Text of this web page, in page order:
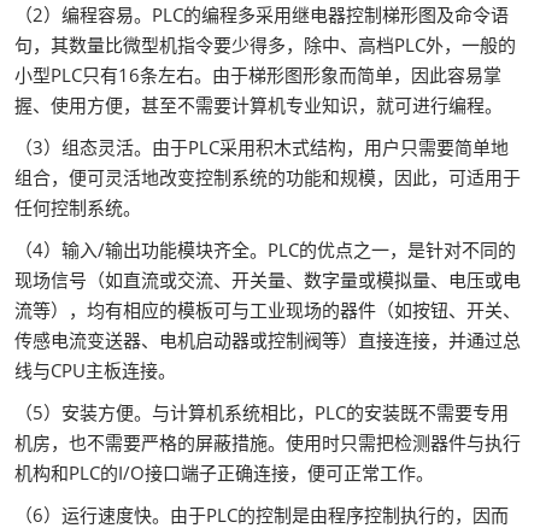
（2）编程容易。PLC的编程多采用继电器控制梯形图及命令语
句，其数量比微型机指令要少得多，除中、高档PLC外，一般的
小型PLC只有16条左右。由于梯形图形象而简单，因此容易掌
握、使用方便，甚至不需要计算机专业知识，就可进行编程。
（3）组态灵活。由于PLC采用积木式结构，用户只需要简单地
组合，便可灵活地改变控制系统的功能和规模，因此，可适用于
任何控制系统。
（4）输入/输出功能模块齐全。PLC的优点之一，是针对不同的
现场信号（如直流或交流、开关量、数字量或模拟量、电压或电
流等），均有相应的模板可与工业现场的器件（如按钮、开关、
传感电流变送器、电机启动器或控制阀等）直接连接，并通过总
线与CPU主板连接。
（5）安装方便。与计算机系统相比，PLC的安装既不需要专用
机房，也不需要严格的屏蔽措施。使用时只需把检测器件与执行
机构和PLC的I/O接口端子正确连接，便可正常工作。
（6）运行速度快。由于PLC的控制是由程序控制执行的，因而